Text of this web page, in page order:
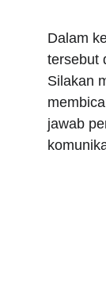
Dalam
tersebut
Silakan
jawab